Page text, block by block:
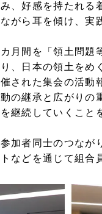
、好感を持たれる
がら耳を傾け、実
間を「領土問題
、日本の領土をめ
された集会の活動
の継承と広がりの
継続していくこと
加者同士のつなが
などを通じて組合